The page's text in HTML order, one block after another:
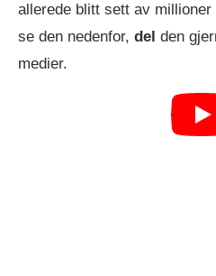
allerede blitt sett av
se den nedenfor, del den
medier.